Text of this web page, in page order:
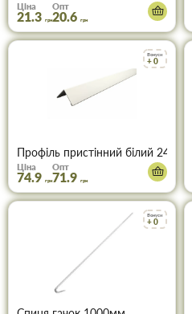
Ціна
21.3 грн
Опт
20.6 грн
Бонуси
+ 0
Профiль пристінний бiлий 24мм
Ціна
74.9 грн
Опт
71.9 грн
Бонуси
+ 0